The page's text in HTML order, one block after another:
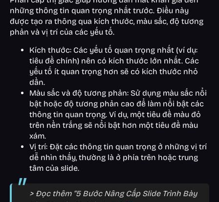
những thông tin quan trọng nhất trước. Điều này
được tạo ra thông qua kích thước, màu sắc, độ tương
phản và vị trí của các yếu tố.
Kích thước: Các yếu tố quan trọng nhất (ví dụ:
tiêu đề chính) nên có kích thước lớn nhất. Các
yếu tố ít quan trọng hơn sẽ có kích thước nhỏ
dần.
Màu sắc và độ tương phản: Sử dụng màu sắc nổi
bật hoặc độ tương phản cao để làm nổi bật các
thông tin quan trọng. Ví dụ, một tiêu đề màu đỏ
trên nền trắng sẽ nổi bật hơn một tiêu đề màu
xám.
Vị trí: Đặt các thông tin quan trọng ở những vị trí
dễ nhìn thấy, thường là ở phía trên hoặc trung
tâm của slide.
> Đọc thêm “5 Bước Nâng Cấp Slide Trình Bày